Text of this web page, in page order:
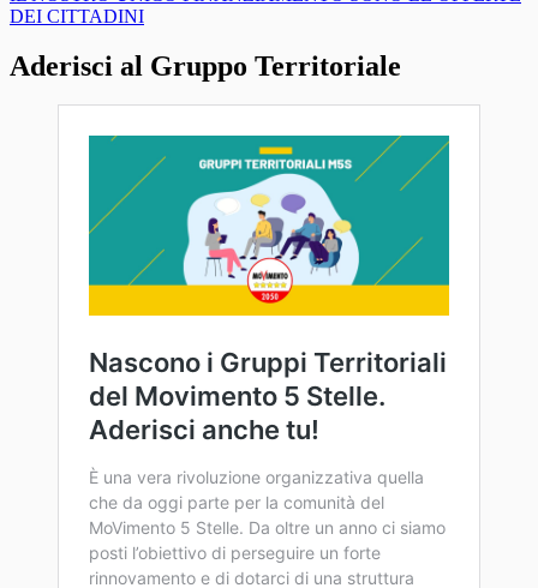
DEI CITTADINI
Aderisci al Gruppo Territoriale